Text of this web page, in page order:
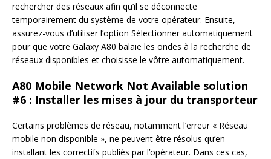
rechercher des réseaux afin qu’il se déconnecte
temporairement du système de votre opérateur. Ensuite,
assurez-vous d’utiliser l’option Sélectionner automatiquement
pour que votre Galaxy A80 balaie les ondes à la recherche de
réseaux disponibles et choisisse le vôtre automatiquement.
A80 Mobile Network Not Available solution
#6 : Installer les mises à jour du transporteur
Certains problèmes de réseau, notamment l’erreur « Réseau
mobile non disponible », ne peuvent être résolus qu’en
installant les correctifs publiés par l’opérateur. Dans ces cas,